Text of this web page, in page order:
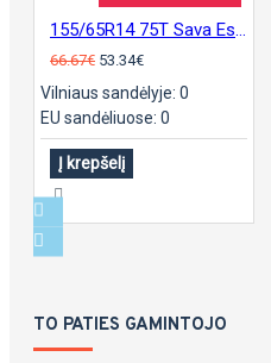
66.67€ 53.34€
Vilniaus sandėlyje: 0
EU sandėliuose: 0
Į krepšelį
TO PATIES GAMINTOJO